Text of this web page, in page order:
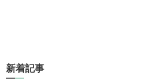
新着記事